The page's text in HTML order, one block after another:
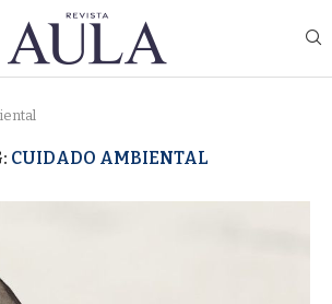
CUIDADO AMBIENTAL